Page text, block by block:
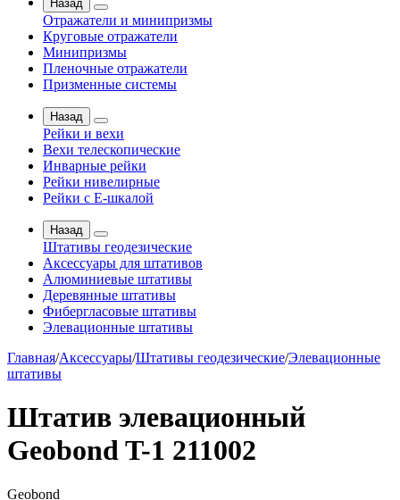
Назад
Отражатели и минипризмы
Круговые отражатели
Минипризмы
Пленочные отражатели
Призменные системы
Назад
Рейки и вехи
Вехи телескопические
Инварные рейки
Рейки нивелирные
Рейки с Е-шкалой
Назад
Штативы геодезические
Аксессуары для штативов
Алюминиевые штативы
Деревянные штативы
Фибергласовые штативы
Элевационные штативы
Главная/Аксессуары/Штативы геодезические/Элевационные
штативы
Штатив элевационный
Geobond T-1 211002
Geobond